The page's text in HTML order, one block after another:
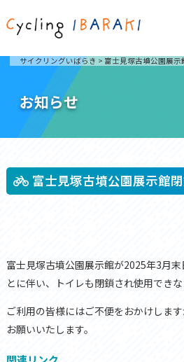
サイクリングいばらき > 富士見塚古墳公園展
お知らせ
富士見塚古墳公園展示館
富士見塚古墳公園展示館が2025年3月
とに伴い、
トイレも閉鎖され使用できな
ご利用の皆様にはご不便をおかけしま
お願いいたします。